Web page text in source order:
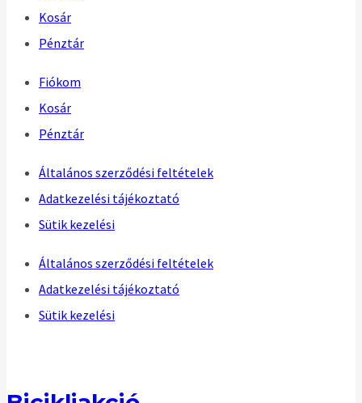
Kosár
Pénztár
Fiókom
Kosár
Pénztár
Általános szerződési feltételek
Adatkezelési tájékoztató
Sütik kezelési
Általános szerződési feltételek
Adatkezelési tájékoztató
Sütik kezelési